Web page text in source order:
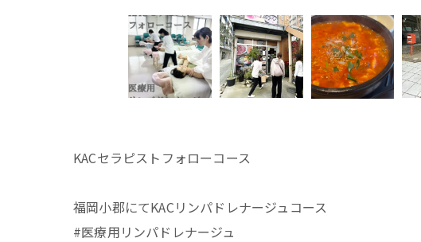
KACセラピストフォローコース
福岡小郡にてKACリンパドレナージュコース
#医療用リンパドレナージュ